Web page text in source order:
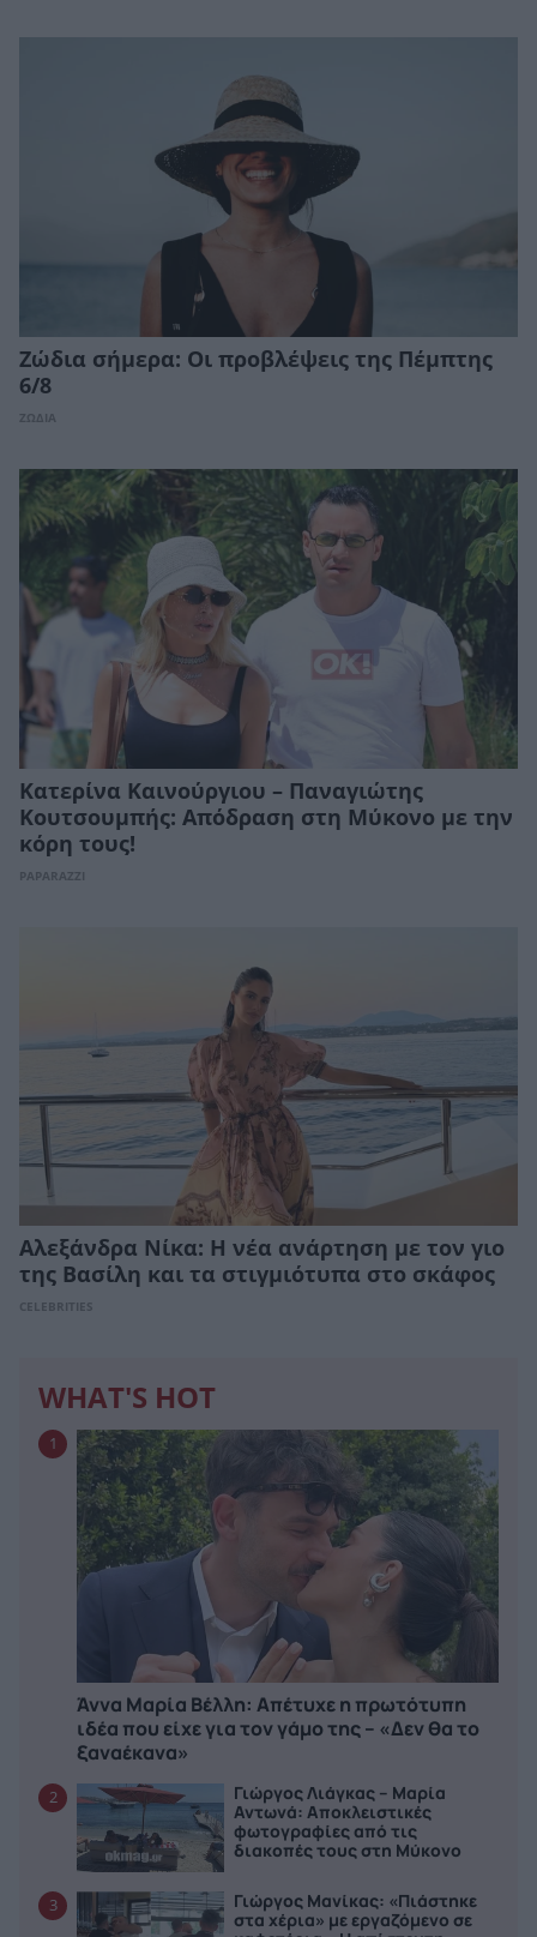
Ζώδια σήμερα: Οι προβλέψεις της Πέμπτης
6/8
ΖΩΔΙΑ
Κατερίνα Καινούργιου – Παναγιώτης
Κουτσουμπής: Απόδραση στη Μύκονο με την
κόρη τους!
PAPARAZZI
Αλεξάνδρα Νίκα: Η νέα ανάρτηση με τον γιο
της Βασίλη και τα στιγμιότυπα στο σκάφος
CELEBRITIES
WHAT'S HOT
1
Άννα Μαρία Βέλλη: Απέτυχε η πρωτότυπη
ιδέα που είχε για τον γάμο της – «Δεν θα το
ξαναέκανα»
2
Γιώργος Λιάγκας – Μαρία
Αντωνά: Αποκλειστικές
φωτογραφίες από τις
διακοπές τους στη Μύκονο
3
Γιώργος Μανίκας: «Πιάστηκε
στα χέρια» με εργαζόμενο σε